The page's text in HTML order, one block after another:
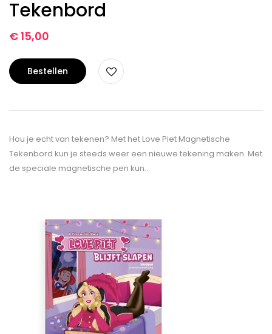
Tekenbord
€15,00
Bestellen
Hou je echt van tekenen? Met het Love Piet Magnetische
Tekenbord kun je steeds weer een nieuwe tekening maken. Met
de speciale magnetische pen kun…